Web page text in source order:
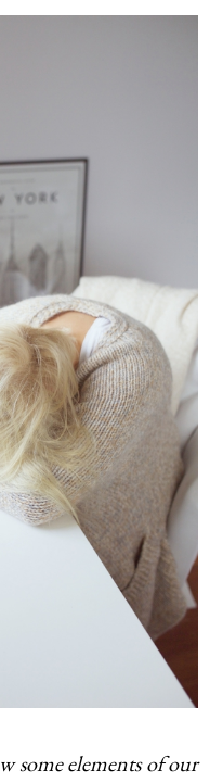
some elements of our